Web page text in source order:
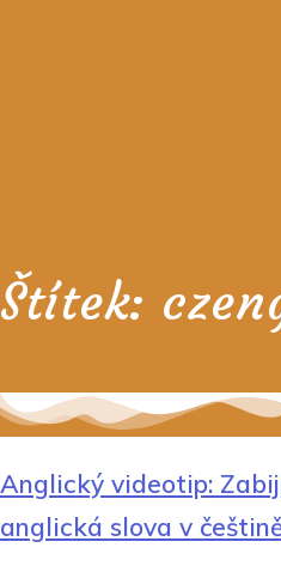
Štítek:
Anglický videotip:
anglická slova v